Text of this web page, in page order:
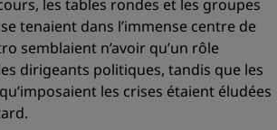
les tables rondes et les groupes
tenaient dans l’immense centre de
semblaient n’avoir qu’un rôle
dirigeants politiques, tandis que les
les crises étaient éludées